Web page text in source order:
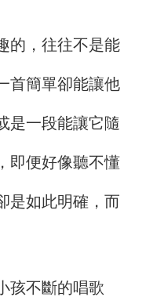
的，往往不是能
首簡單卻能讓他
是一段能讓它隨
即便好像聽不懂
是如此明確，而
孩不斷的唱歌